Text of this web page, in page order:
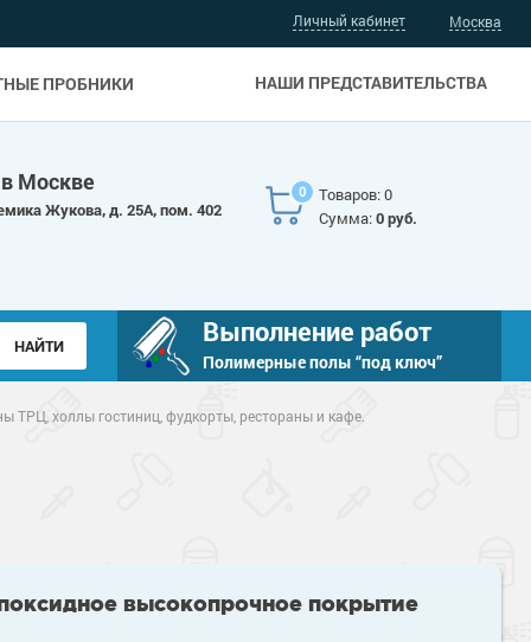
Личный кабинет
НАШИ ПРЕДСТАВИТЕЛЬСТВА
ПРОБНИКИ
Москва
Москве
Жукова, д. 25А, пом. 402
0
Товаров: 0
Сумма:0 руб.
Выполнение работ
Полимерные полы “под ключ”
ТРЦ, холлы гостиниц, фудкорты, рестораны и кафе.
высокопрочное покрытие